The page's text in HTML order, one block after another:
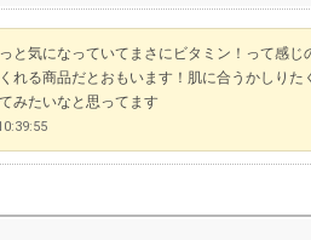
と気になっていてまさにビタミン！って感
れる商品だとおもいます！肌に合うかしり
みたいなと思ってます